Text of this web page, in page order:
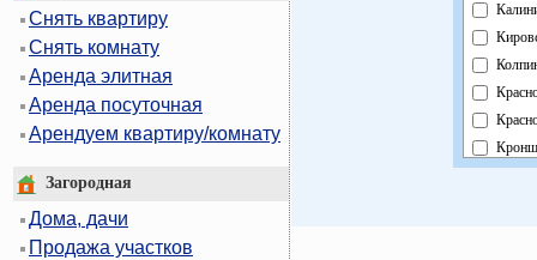
Снять квартиру
Снять комнату
Аренда элитная
Аренда посуточная
Арендуем квартиру/комнату
Загородная
Дома, дачи
Продажа участков